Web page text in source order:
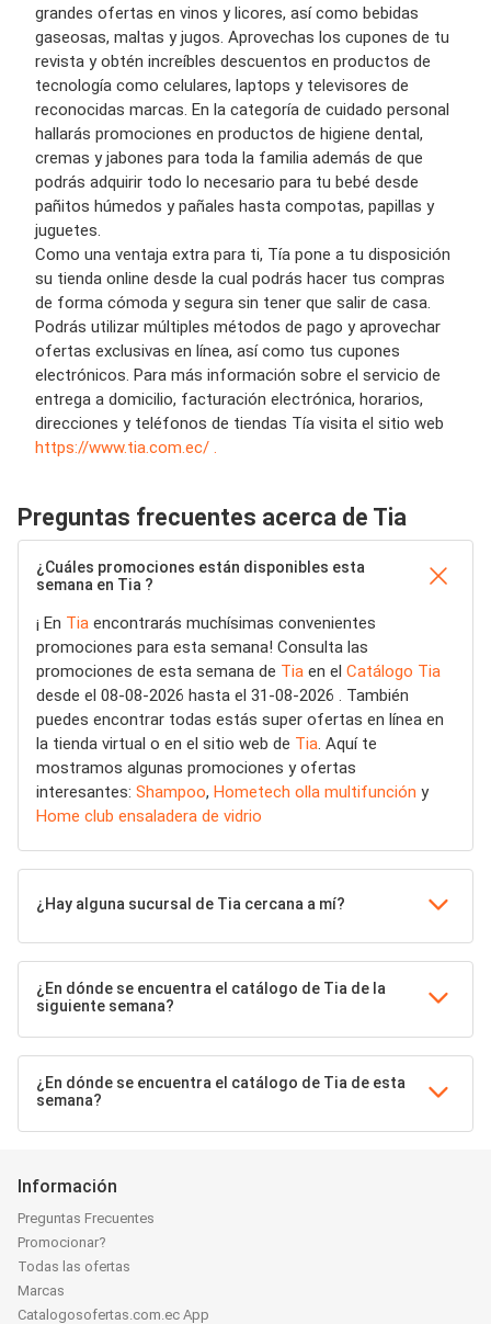
grandes ofertas en vinos y licores, así como bebidas
gaseosas, maltas y jugos. Aprovechas los cupones de tu
revista y obtén increíbles descuentos en productos de
tecnología como celulares, laptops y televisores de
reconocidas marcas. En la categoría de cuidado personal
hallarás promociones en productos de higiene dental,
cremas y jabones para toda la familia además de que
podrás adquirir todo lo necesario para tu bebé desde
pañitos húmedos y pañales hasta compotas, papillas y
juguetes.
Como una ventaja extra para ti, Tía pone a tu disposición
su tienda online desde la cual podrás hacer tus compras
de forma cómoda y segura sin tener que salir de casa.
Podrás utilizar múltiples métodos de pago y aprovechar
ofertas exclusivas en línea, así como tus cupones
electrónicos. Para más información sobre el servicio de
entrega a domicilio, facturación electrónica, horarios,
direcciones y teléfonos de tiendas Tía visita el sitio web
https://www.tia.com.ec/ .
Preguntas frecuentes acerca de Tia
¿Cuáles promociones están disponibles esta
semana en Tia ?
¡ En Tia encontrarás muchísimas convenientes
promociones para esta semana! Consulta las
promociones de esta semana de Tia en el Catálogo Tia
desde el 08-08-2026 hasta el 31-08-2026 . También
puedes encontrar todas estás super ofertas en línea en
la tienda virtual o en el sitio web de Tia. Aquí te
mostramos algunas promociones y ofertas
interesantes: Shampoo, Hometech olla multifunción y
Home club ensaladera de vidrio
¿Hay alguna sucursal de Tia cercana a mí?
¿En dónde se encuentra el catálogo de Tia de la
siguiente semana?
¿En dónde se encuentra el catálogo de Tia de esta
semana?
Información
Preguntas Frecuentes
Promocionar?
Todas las ofertas
Marcas
Catalogosofertas.com.ec App